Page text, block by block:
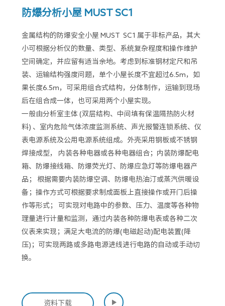
防爆分析小屋 MUST SC1
金属结构的防爆安全小屋 MUST SC1 属于非标产品，其大
小可根据分析仪的数量、类型、系统复杂程度和操作维护
空间确定，并应留有适当余地。考虑到标准钢材定尺和吊
装、运输结构强度问题，单个小屋长度不宜超过6.5m，如
果长度6.5m，可采用组合式结构，分体制作，运输到现场
后在组合成一体，也可采用两个小屋实现。
一般由分析室主体 (双层结构、中间填有保温隔热防火材
料) 、室内危险气体浓度监测系统、声光报警连锁系统、仪
表电源系统及公用电源系统组成。外壳采用钢板或不锈钢
焊接成型， 内装各种电器或各种电器组合；内装防爆配电
箱、防爆接线箱、防爆荧光灯、防爆应急灯等防爆电器产
品； 根据需要内装防爆空调、防爆电热油汀或蒸汽供暖设
备；操作方式可根据要求制成面板上直接操作或开门后操
作等形式； 可实现对电路中的参数、压力、温度等各种物
理量进行计量和监测，通过内装各种防爆电表或各种二次
仪表来实现；满足大电流的防爆(电磁起动)配电装置(降
压)；可实现两路或多路电源进线进行电路的自动或手动切
换。
资料下载 